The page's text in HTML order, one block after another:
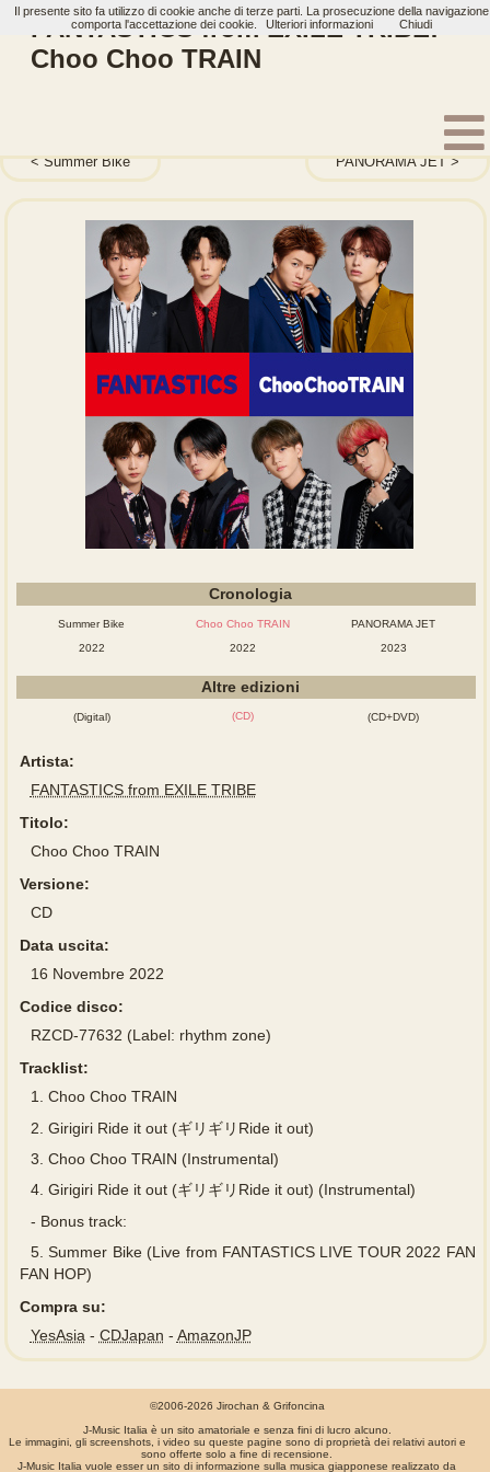
FANTASTICS from EXILE TRIBE:
Choo Choo TRAIN
Summer Bike PANORAMA JET
Cronologia
Summer Bike
2022
Choo Choo TRAIN
2022
PANORAMA JET
2023
Altre edizioni
(Digital) (CD) (CD+DVD)
Artista:
FANTASTICS from EXILE TRIBE
Titolo:
Choo Choo TRAIN
Versione:
CD
Data uscita:
16 Novembre 2022
Codice disco:
RZCD-77632 (Label: rhythm zone)
Tracklist:
1.
Choo Choo TRAIN
2. Girigiri Ride it out (ギリギリRide it out)
3. Choo Choo TRAIN (Instrumental)
4. Girigiri Ride it out (ギリギリRide it out) (Instrumental)
- Bonus track:
5. Summer Bike (Live from FANTASTICS LIVE TOUR 2022 FAN
FAN HOP)
Compra su:
YesAsia - CDJapan - AmazonJP
©2006-2026 Jirochan & Grifoncina
J-Music Italia è un sito amatoriale e senza fini di lucro alcuno.
Le immagini, gli screenshots, i video su queste pagine sono di proprietà dei relativi autori e
sono offerte solo a fine di recensione.
J-Music Italia vuole esser un sito di informazione sulla musica giapponese realizzato da
Il presente sito fa utilizzo di cookie anche di terze parti. La prosecuzione della navigazione
comporta l'accettazione dei cookie.
Ulteriori informazioni Chiudi